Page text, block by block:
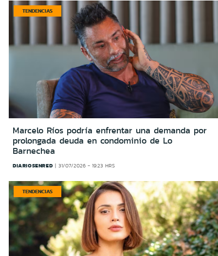
TENDENCIAS
Marcelo Ríos podría enfrentar una demanda por
prolongada deuda en condominio de Lo
Barnechea
DIARIOSENRED 31/07/2026 - 19:23 HRS
TENDENCIAS